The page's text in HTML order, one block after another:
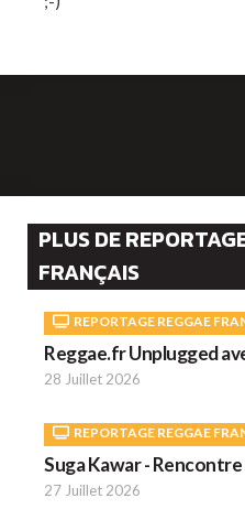
PLUS DE
FRANÇAIS
REPORTAGE REGGAE
Reggae.fr Unplugged
28 Juillet 2026
REPORTAGE REGGAE
Suga Kawar - Rencontre
27 Juillet 2026